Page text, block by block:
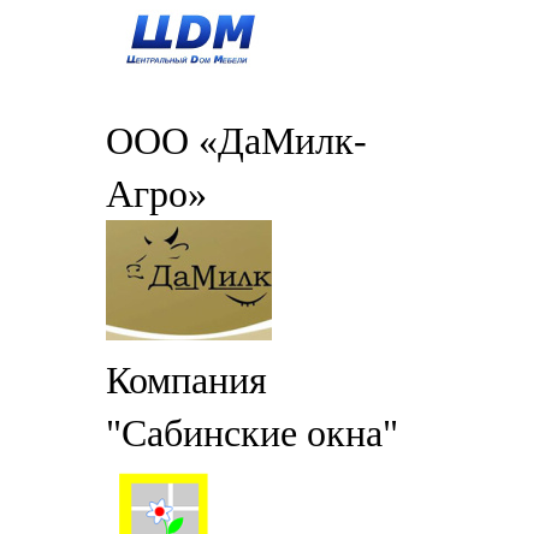
ООО «ДаМилк-
Агро»
Компания
"Сабинские окна"